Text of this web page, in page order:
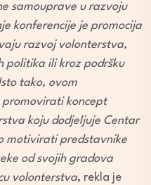
samouprave u razvoju
konferencije je promocija
razvoj volonterstva,
politika ili kroz podršku
tako, ovom
koncept
koju dodjeljuje Centar
motivirati predstavnike
od svojih gradova
volonterstva, rekla je